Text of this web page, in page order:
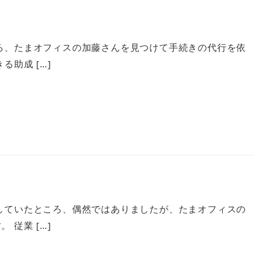
たまオフィスの加藤さんを見つけて手続きの代行を依
る助成 […]
いたところ、偶然ではありましたが、たまオフィスの
。 従業 […]